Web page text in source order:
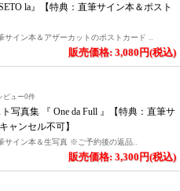
la』【特典：直筆サイン本＆ポスト
サイン本＆アザーカットのポストカード ..
販売価格: 3,080円(税込)
ビュー0件
写真集 『 One da Full 』【特典：直筆サ
ャンセル不可】
サイン本＆生写真 ※ご予約後の返品..
販売価格: 3,300円(税込)